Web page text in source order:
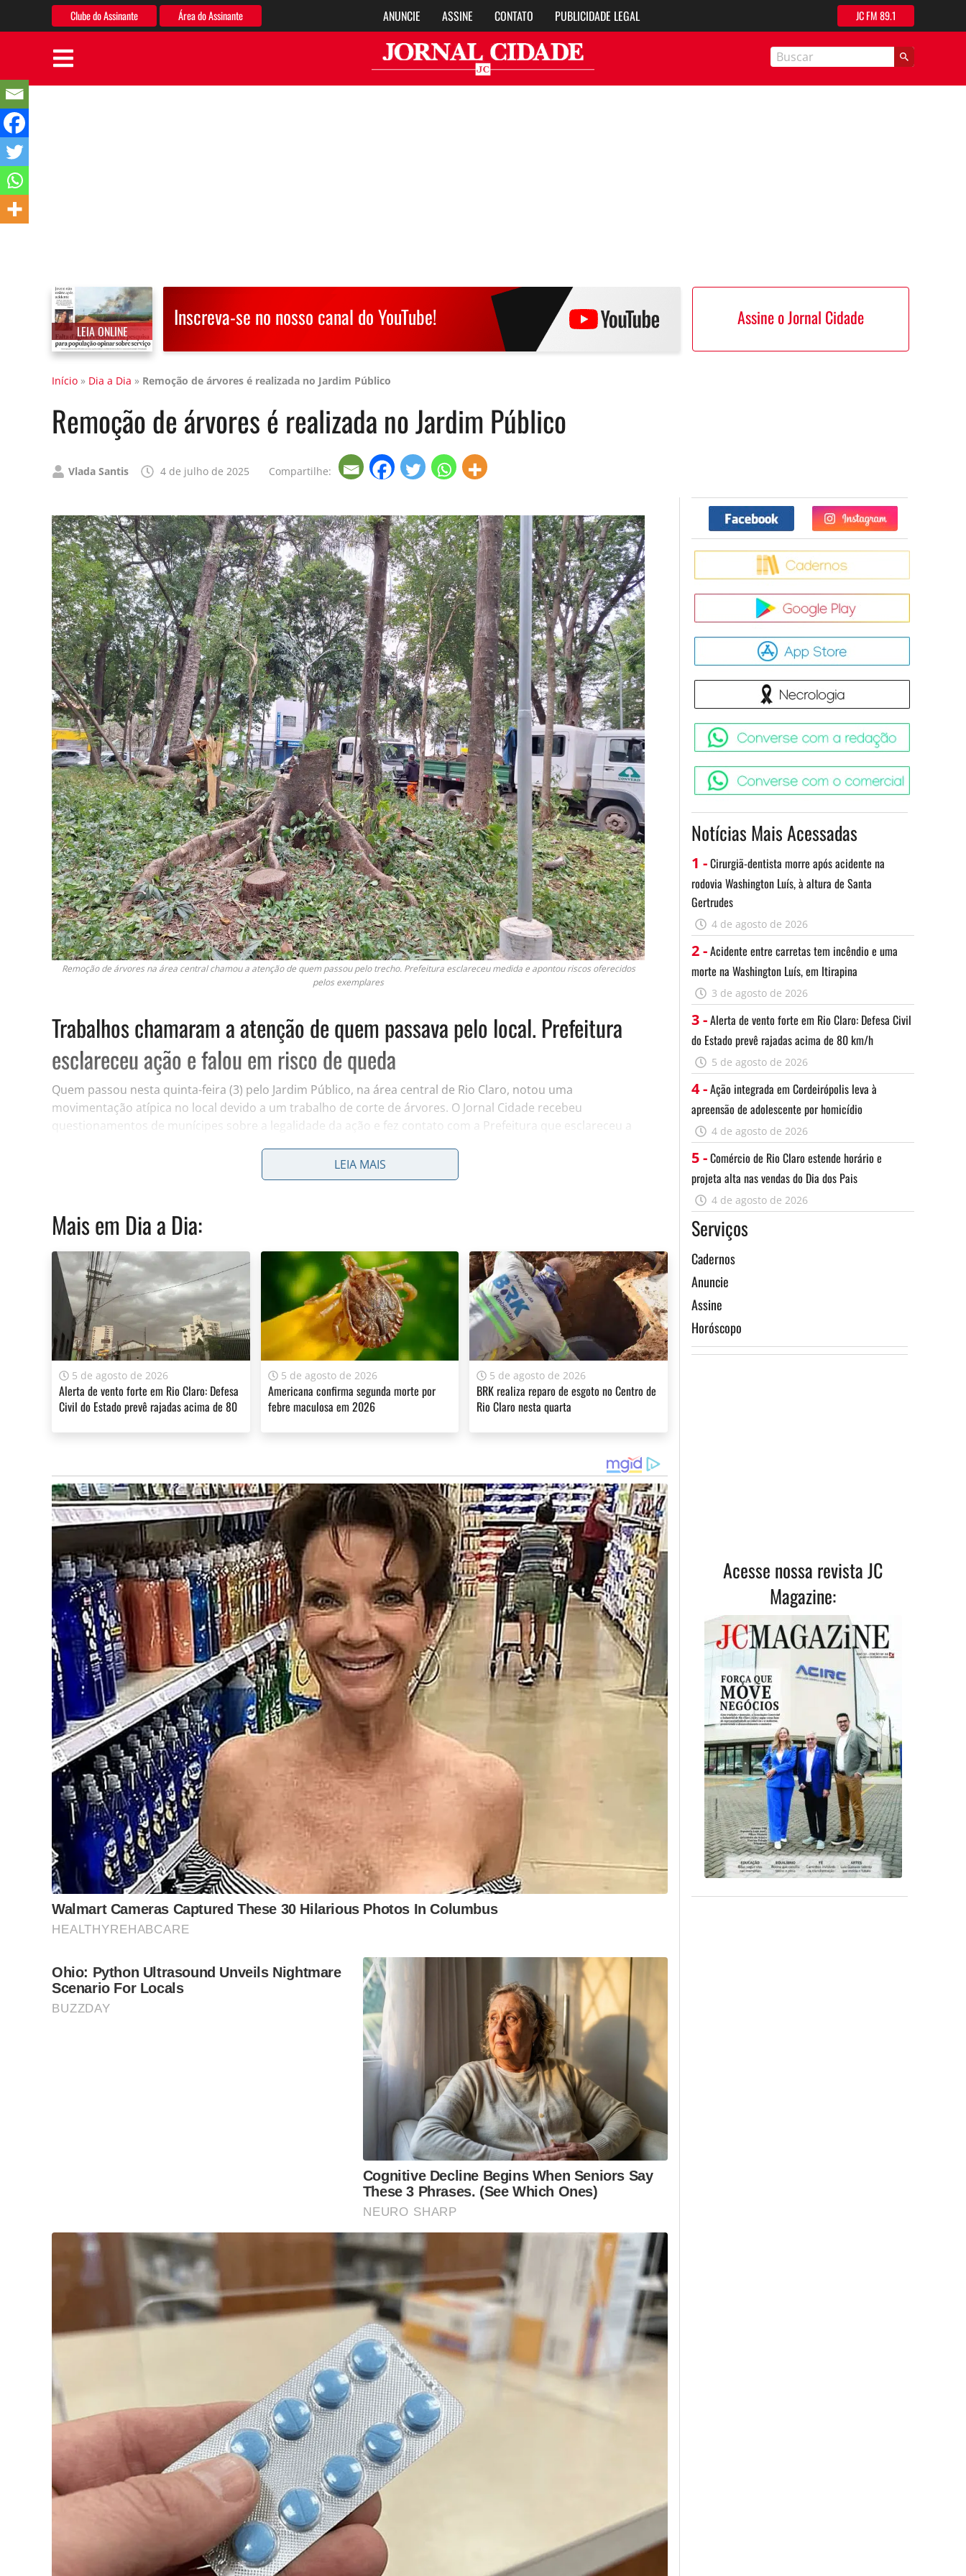
Clube do Assinante Área do Assinante ANUNCIE ASSINE CONTATO PUBLICIDADE LEGAL JC FM 89.1
LEIA ONLINE
Inscreva-se no nosso canal do YouTube! Assine o Jornal Cidade
Início » Dia a Dia » Remoção de árvores é realizada no Jardim Público
Remoção de árvores é realizada no Jardim Público
Publicado
Vlada Santis 4 de julho de 2025 Compartilhe:
Remoção de árvores na área central chamou a atenção de quem passou pelo trecho. Prefeitura esclareceu medida e apontou riscos oferecidos
pelos exemplares
Trabalhos chamaram a atenção de quem passava pelo local. Prefeitura
esclareceu ação e falou em risco de queda
Quem passou nesta quinta-feira (3) pelo Jardim Público, na área central de Rio Claro, notou uma
movimentação atípica no local devido a um trabalho de corte de árvores. O Jornal Cidade recebeu
questionamentos de munícipes sobre a legalidade da ação e fez contato com a Prefeitura que esclareceu a
Segunda a prefeitura, árvores estavam mortas e ofereciam risco de queda
Em nota a administração municipal disse: “Por medida de segurança, a remoção de um flamboyant e de
outro espécime de pequeno porte foi feita no Jardim Público, uma vez que ambas as árvores estavam
mortas e havia risco de queda. A situação foi detectada na sexta-feira (27), com a queda de parte de um
grande galho do flamboyant. Ao verificar o fato, constatou-se que a árvore e outra ao lado, menor, estavam
secas e ofereciam perigo aos transeuntes. Como o flamboyant era muito alto, com mais de 20 metros, a
Defesa Civil solicitou auxílio ao corpo de Bombeiros, que fez a retirada das copas no domingo e dos troncos
na quarta-feira (2). Nesta quinta-feira a madeira das árvores removidas estava sendo cortada para o
transporte e destinação apropriada. A Defesa Civil explica que, de acordo com a legislação, emitiu parecer
técnico para a retirada das árvores pelo fato de a situação, de extrema urgência, ser agravada pelos fortes
ventos dos últimos dias, que aumentaram os riscos de queda daquelas árvores condenadas. A prefeitura
ressalta que o plantio de árvores em áreas públicas e em matas ciliares é feito frequentemente pelo
município, que incentiva o plantio de árvores pela população com a produção e doação de mudas”,
comunicou.
A sua assinatura é fundamental para continuarmos a oferecer informação de qualidade e credibilidade. Apoie o jornalismo
do Jornal Cidade. Clique aqui
YouTube Assine
LEIA MAIS
Mais em Dia a Dia:
5 de agosto de 2026
Alerta de vento forte em Rio Claro: Defesa
Civil do Estado prevê rajadas acima de 80
5 de agosto de 2026
Americana confirma segunda morte por
febre maculosa em 2026
5 de agosto de 2026
BRK realiza reparo de esgoto no Centro de
Rio Claro nesta quarta
Facebook Twitter
Notícias Mais Acessadas
1 -Cirurgiã-dentista morre após acidente na
rodovia Washington Luís, à altura de Santa
Gertrudes
4 de agosto de 2026
2 -Acidente entre carretas tem incêndio e uma
morte na Washington Luís, em Itirapina
3 de agosto de 2026
3 -Alerta de vento forte em Rio Claro: Defesa Civil
do Estado prevê rajadas acima de 80 km/h
5 de agosto de 2026
4 -Ação integrada em Cordeirópolis leva à
apreensão de adolescente por homicídio
4 de agosto de 2026
5 -Comércio de Rio Claro estende horário e
projeta alta nas vendas do Dia dos Pais
4 de agosto de 2026
Serviços
Cadernos
Anuncie
Assine
Horóscopo
Acesse nossa revista JC
Magazine: